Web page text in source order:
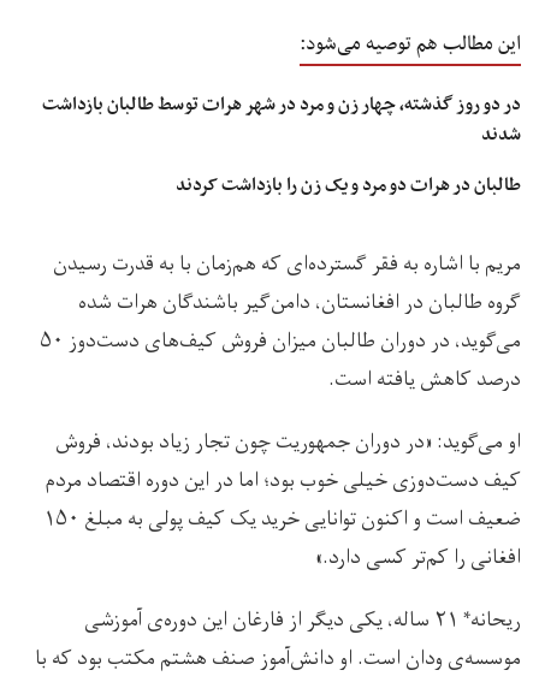
این مطالب هم توصیه می‌شود:
در دو روز گذشته، چهار زن و مرد در شهر هرات توسط طالبان بازداشت
شدند
طالبان در هرات دو مرد و یک زن را بازداشت کردند
مریم با اشاره به فقر گسترده‌ای که هم‌زمان با به قدرت رسیدن
گروه طالبان در افغانستان، دامن‌گیر باشندگان هرات شده
می‌گوید، در دوران طالبان میزان فروش کیف‌های دست‌دوز ۵۰
درصد کاهش یافته است.
او می‌گوید: «در دوران جمهوریت چون تجار زیاد بودند، فروش
کیف دست‌دوزی خیلی خوب بود؛ اما در این دوره اقتصاد مردم
ضعیف است و اکنون توانایی خرید یک کیف پولی به مبلغ ۱۵۰
افغانی را کم‌تر کسی دارد.»
ریحانه* ۲۱ ساله، یکی دیگر از فارغان این دوره‌ی آموزشی
موسسه‌ی ودان است. او دانش‌آموز صنف هشتم مکتب بود که با